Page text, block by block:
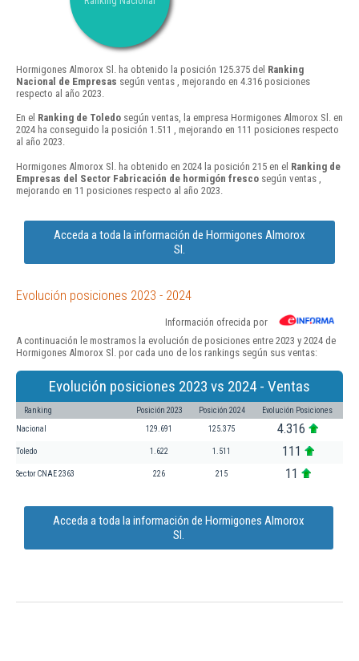
Hormigones Almorox Sl. ha obtenido la posición 125.375 del Ranking
Nacional de Empresas según ventas , mejorando en 4.316 posiciones
respecto al año 2023.
En el Ranking de Toledo según ventas, la empresa Hormigones Almorox Sl. en
2024 ha conseguido la posición 1.511 , mejorando en 111 posiciones respecto
al año 2023.
Hormigones Almorox Sl. ha obtenido en 2024 la posición 215 en el Ranking de
Empresas del Sector Fabricación de hormigón fresco según ventas ,
mejorando en 11 posiciones respecto al año 2023.
Acceda a toda la información de Hormigones Almorox
Sl.
Evolución posiciones 2023 - 2024
Información ofrecida por
A continuación le mostramos la evolución de posiciones entre 2023 y 2024 de
Hormigones Almorox Sl. por cada uno de los rankings según sus ventas:
Evolución posiciones 2023 vs 2024 - Ventas
Ranking Posición 2023 Posición 2024 Evolución Posiciones
Nacional 129.691 125.375 4.316
Toledo 1.622 1.511 111
Sector CNAE 2363 226 215 11
Acceda a toda la información de Hormigones Almorox
Sl.